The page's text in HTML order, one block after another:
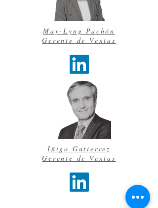
May-Lyng Pachón
Gerente de Ventas
Iñigo Gutierrez
Gerente de Ventas